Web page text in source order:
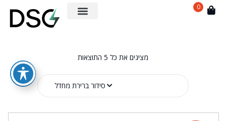
0
מציגים את כל ⁦5⁩ התוצאות